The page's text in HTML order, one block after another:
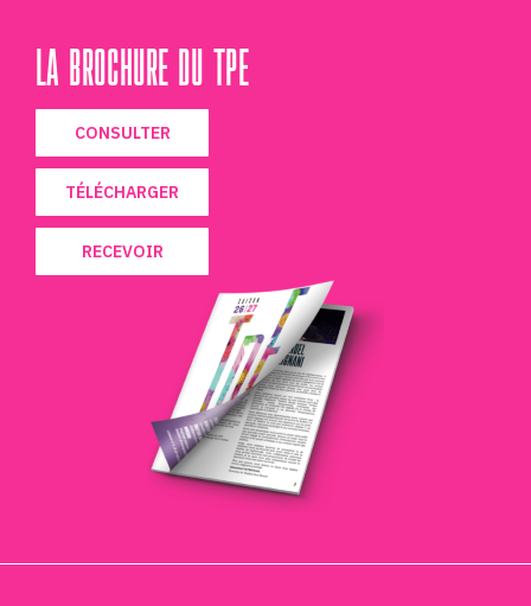
LA BROCHURE DU TPE
CONSULTER
TÉLÉCHARGER
RECEVOIR